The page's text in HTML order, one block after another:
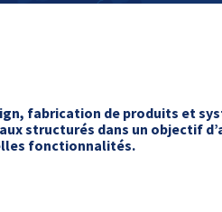
fabrication de produits et
structurés dans un objectif
fonctionnalités.